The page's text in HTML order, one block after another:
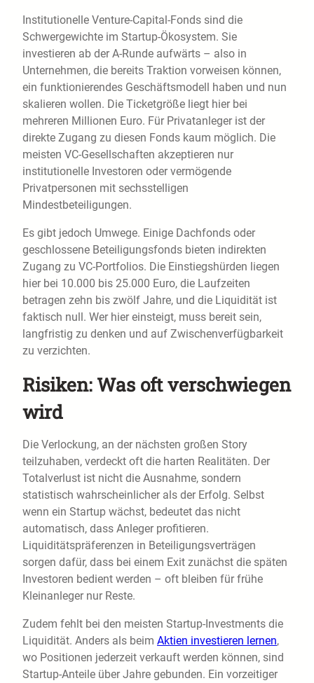
Institutionelle Venture-Capital-Fonds sind die
Schwergewichte im Startup-Ökosystem. Sie
investieren ab der A-Runde aufwärts – also in
Unternehmen, die bereits Traktion vorweisen können,
ein funktionierendes Geschäftsmodell haben und nun
skalieren wollen. Die Ticketgröße liegt hier bei
mehreren Millionen Euro. Für Privatanleger ist der
direkte Zugang zu diesen Fonds kaum möglich. Die
meisten VC-Gesellschaften akzeptieren nur
institutionelle Investoren oder vermögende
Privatpersonen mit sechsstelligen
Mindestbeteiligungen.
Es gibt jedoch Umwege. Einige Dachfonds oder
geschlossene Beteiligungsfonds bieten indirekten
Zugang zu VC-Portfolios. Die Einstiegshürden liegen
hier bei 10.000 bis 25.000 Euro, die Laufzeiten
betragen zehn bis zwölf Jahre, und die Liquidität ist
faktisch null. Wer hier einsteigt, muss bereit sein,
langfristig zu denken und auf Zwischenverfügbarkeit
zu verzichten.
Risiken: Was oft verschwiegen
wird
Die Verlockung, an der nächsten großen Story
teilzuhaben, verdeckt oft die harten Realitäten. Der
Totalverlust ist nicht die Ausnahme, sondern
statistisch wahrscheinlicher als der Erfolg. Selbst
wenn ein Startup wächst, bedeutet das nicht
automatisch, dass Anleger profitieren.
Liquiditätspräferenzen in Beteiligungsverträgen
sorgen dafür, dass bei einem Exit zunächst die späten
Investoren bedient werden – oft bleiben für frühe
Kleinanleger nur Reste.
Zudem fehlt bei den meisten Startup-Investments die
Liquidität. Anders als beim Aktien investieren lernen,
wo Positionen jederzeit verkauft werden können, sind
Startup-Anteile über Jahre gebunden. Ein vorzeitiger